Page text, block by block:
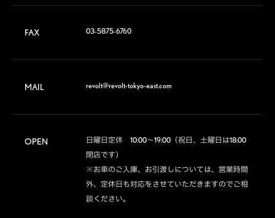
FAX 03-5875-6760
MAIL revolt@revolt-tokyo-east.com
OPEN
日曜日定休　10:00～19:00（祝日、土曜日は18:00
閉店です）
※お車のご入庫、お引渡しについては、営業時間
外、定休日も対応をさせていただきますのでご相
談ください。